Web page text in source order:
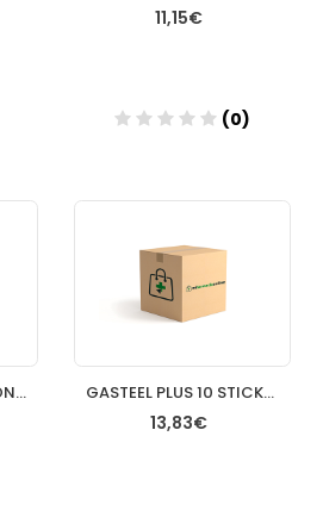
11,15€
(0)
ENFAMIL PREMIUM CONFORT 800 G GASTEEL PLUS 10 STICKS HEEL
13,83€